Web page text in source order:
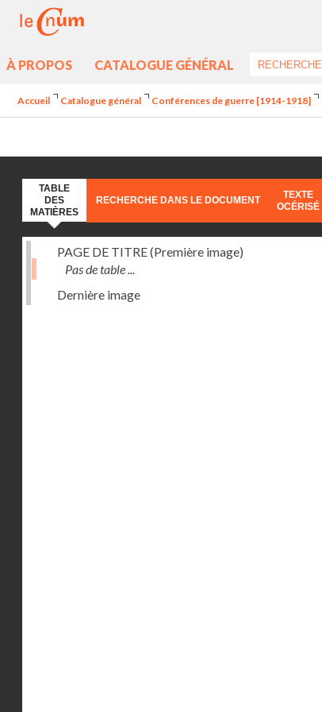
À PROPOS CATALOGUE GÉNÉRAL
Accueil Catalogue général Conférences de guerre [1914-1918]
TABLE
DES
MATIÈRES
RECHERCHE DANS LE DOCUMENT
TEXTE
OCÉRISÉ
PAGE DE TITRE (Première image)
Pas de table ...
Dernière image